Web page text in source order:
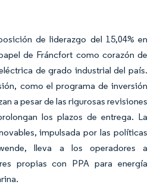
de liderazgo del 15,04% en
de Fráncfort como corazón de
de grado industrial del país.
como el programa de inversión
a pesar de las rigurosas revisiones
los plazos de entrega. La
impulsada por las políticas
lleva a los operadores a
propias con PPA para energía